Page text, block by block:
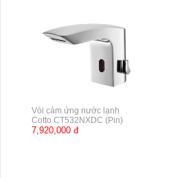
Vòi cảm ứng nước lạnh
Cotto CT532NXDC (Pin)
7,920,000 đ